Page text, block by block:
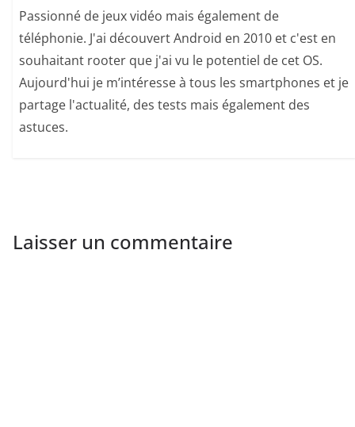
Passionné de jeux vidéo mais également de
téléphonie. J'ai découvert Android en 2010 et c'est en
souhaitant rooter que j'ai vu le potentiel de cet OS.
Aujourd'hui je m’intéresse à tous les smartphones et je
partage l'actualité, des tests mais également des
astuces.
Laisser un commentaire